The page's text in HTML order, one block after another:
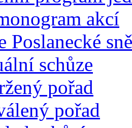
akcí
Poslanecké
schůze
pořad
pořad